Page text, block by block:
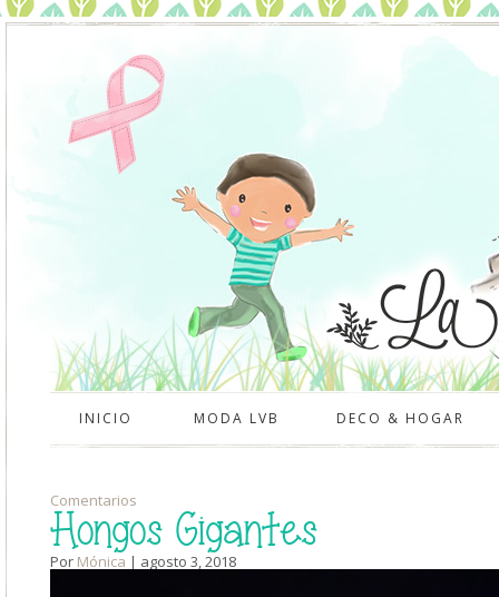
INICIO MODA LVB DECO & HOGAR
Comentarios
Hongos Gigantes
Por Mónica | agosto 3, 2018